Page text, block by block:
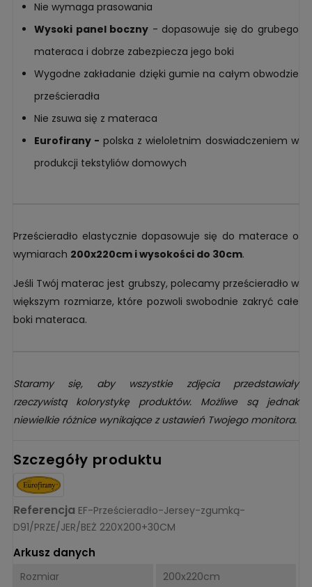
Nie wymaga prasowania
Wysoki panel boczny - dopasowuje się do grubego
materaca i dobrze zabezpiecza jego boki
Wygodne zakładanie dzięki gumie na całym obwodzie
prześcieradła
Nie zsuwa się z materaca
Eurofirany - polska z wieloletnim doswiadczeniem w
produkcji tekstyliów domowych
Prześcieradło elastycznie dopasowuje się do materace o
wymiarach 200x220cm i wysokości do 30cm.
Jeśli Twój materac jest grubszy, polecamy prześcieradło w
większym rozmiarze, które pozwoli swobodnie zakryć całe
boki materaca.
Staramy się, aby wszystkie zdjęcia przedstawiały
rzeczywistą kolorystykę produktów. Możliwe są jednak
niewielkie różnice wynikające z ustawień Twojego monitora.
Szczegóły produktu
Referencja EF-Prześcieradło-Jersey-zgumką-
D91/PRZE/JER/BEŻ 220X200+30CM
Arkusz danych
Rozmiar 200x220cm